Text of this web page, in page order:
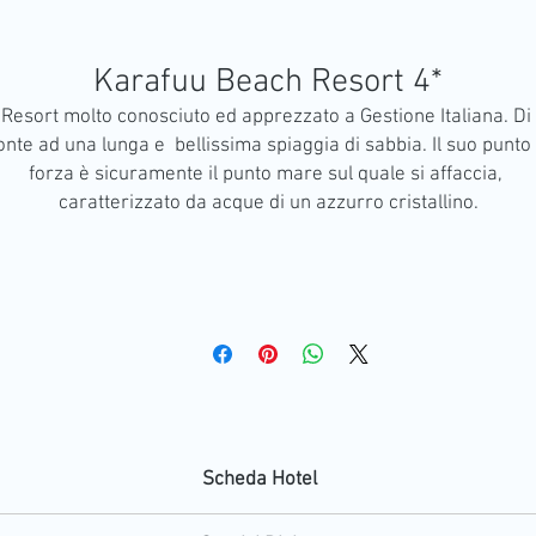
Karafuu Beach Resort 4*
Resort molto conosciuto ed apprezzato a Gestione Italiana. Di
ad una lunga e  bellissima spiaggia di sabbia. Il suo punto
forza è sicuramente il punto mare sul quale si affaccia,
caratterizzato da acque di un azzurro cristallino.
Scheda Hotel